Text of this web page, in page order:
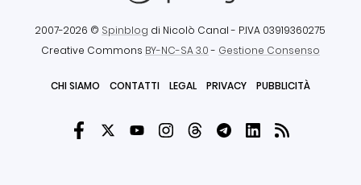
2007-2026 © Spinblog di Nicolò Canal - P.IVA 03919360275
Creative Commons BY-NC-SA 3.0- Gestione Consenso
CHI SIAMO CONTATTI LEGAL PRIVACY PUBBLICITÀ